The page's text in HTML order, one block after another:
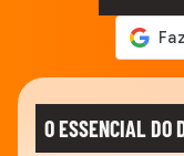
O ESSENCIAL DO